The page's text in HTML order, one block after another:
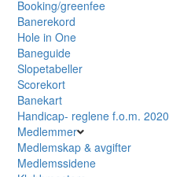
Booking/greenfee
Banerekord
Hole in One
Baneguide
Slopetabeller
Scorekort
Banekart
Handicap- reglene f.o.m. 2020
Medlemmer
Medlemskap & avgifter
Medlemssidene